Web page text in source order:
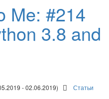
Me: #214
3.8 and
- 02.06.2019) Статьи